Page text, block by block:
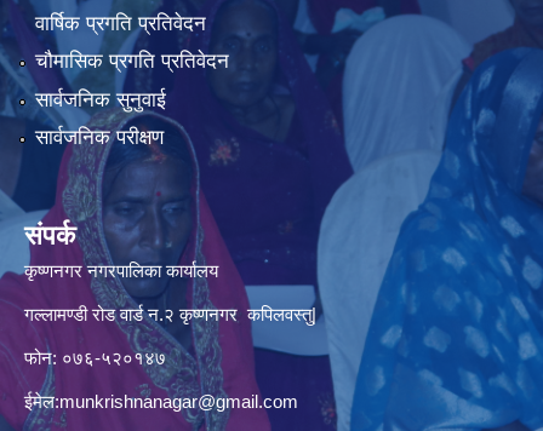
वार्षिक प्रगति प्रतिवेदन
चौमासिक प्रगति प्रतिवेदन
सार्वजनिक सुनुवाई
सार्वजनिक परीक्षण
संपर्क
कृष्णनगर नगरपालिका कार्यालय
गल्लामण्डी रोड वार्ड न.२ कृष्णनगर कपिलवस्तु|
फोन: ०७६-५२०१४७
ईमेल:munkrishnanagar@gmail.com